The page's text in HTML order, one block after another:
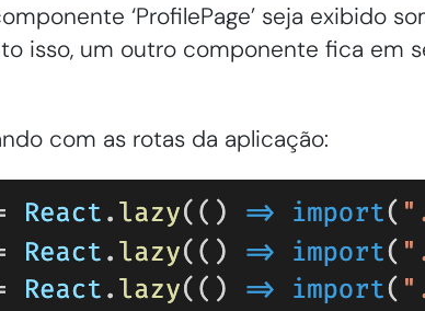
‘ProfilePage’ seja exibido
isso, um outro componente fica em
com as rotas da aplicação: